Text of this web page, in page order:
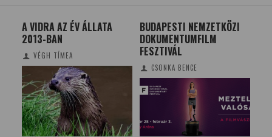
ÁLLATA
BUDAPESTI NEMZETKÖZI
DOKUMENTUMFILM
FESZTIVÁL
CSONKA BENCE
ÍGY KELTHETJÜK FEL A
GYEREKEK
A TUDOMÁNYOK
(X)